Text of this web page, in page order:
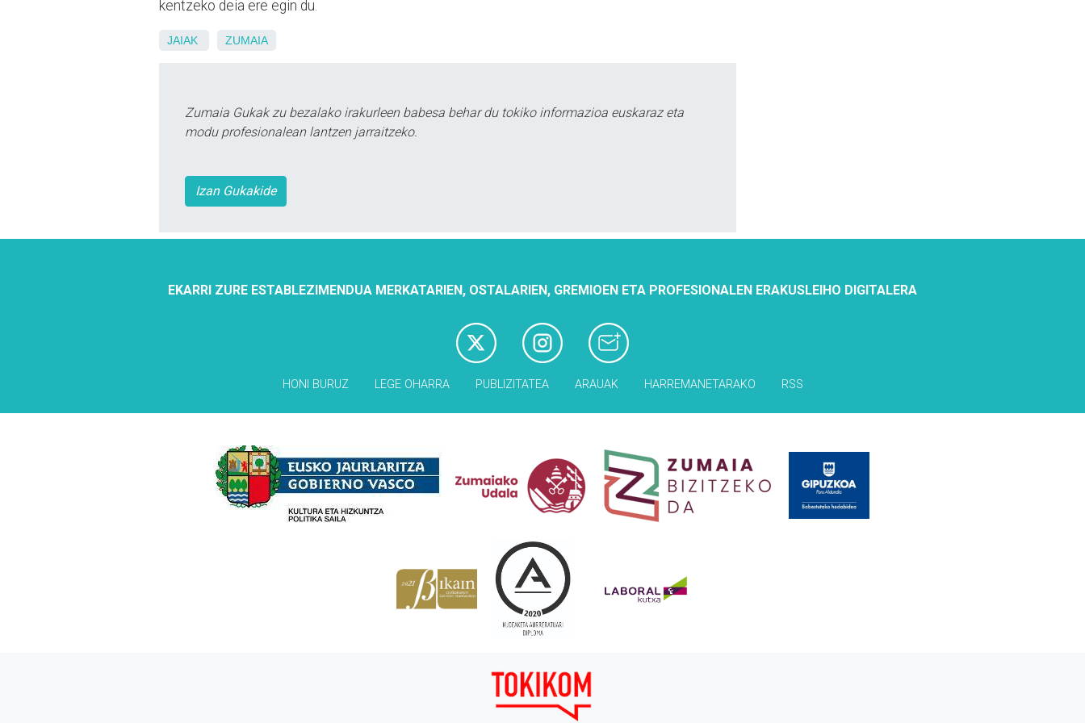
kentzeko deia ere egin du.
JAIAK ZUMAIA
Zumaia Gukak zu bezalako irakurleen babesa behar du tokiko informazioa euskaraz eta
modu profesionalean lantzen jarraitzeko.
Izan Gukakide
EKARRI ZURE ESTABLEZIMENDUA MERKATARIEN, OSTALARIEN, GREMIOEN ETA PROFESIONALEN ERAKUSLEIHO DIGITALERA
HONI BURUZ LEGE OHARRA PUBLIZITATEA ARAUAK HARREMANETARAKO RSS